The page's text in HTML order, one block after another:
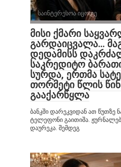
საინტერესოა იცოდე
მისი ქმარი
გარდაიცვალა…
დედამისს
საკრედიტო
სურდა, ერთმა
თორმეტი წლის
გააქარწყლა
ბანკში დარეკვიდან ათ
ტელეფონი გაითიშა.
დაურეკა. შემდეგ